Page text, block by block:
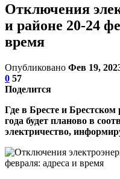
Отключения
и районе 20-24
время
Опубликовано Фев 19,
0 57
Поделится
Где в Бресте и Брестском
года будет планово в
электричество,